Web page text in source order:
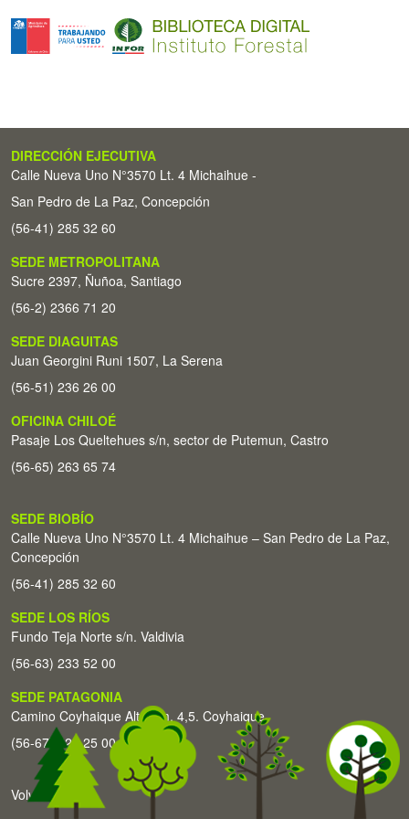
DIRECCIÓN EJECUTIVA
Calle Nueva Uno N°3570 Lt. 4 Michaihue -
San Pedro de La Paz, Concepción
(56-41) 285 32 60
SEDE METROPOLITANA
Sucre 2397, Ñuñoa, Santiago
(56-2) 2366 71 20
SEDE DIAGUITAS
Juan Georgini Runi 1507, La Serena
(56-51) 236 26 00
OFICINA CHILOÉ
Pasaje Los Queltehues s/n, sector de Putemun, Castro
(56-65) 263 65 74
SEDE BIOBÍO
Calle Nueva Uno N°3570 Lt. 4 Michaihue – San Pedro de La Paz,
Concepción
(56-41) 285 32 60
SEDE LOS RÍOS
Fundo Teja Norte s/n. Valdivia
(56-63) 233 52 00
SEDE PATAGONIA
Camino Coyhaique Alto Km. 4,5. Coyhaique
(56-67) 226 25 00
Volver arriba